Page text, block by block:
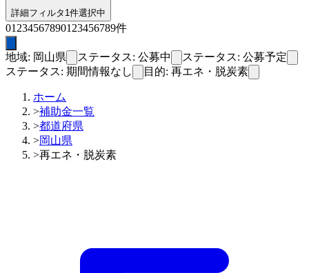
詳細フィルタ 1件選択中
01 2345678901 23456789件
地域: 岡山県 ステータス: 公募中
ステータス: 公募予定
ステータス: 期間情報なし
目的: 再エネ・脱炭素
ホーム
>補助金一覧
>都道府県
>岡山県
>再エネ・脱炭素